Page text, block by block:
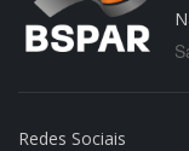
Redes Sociais